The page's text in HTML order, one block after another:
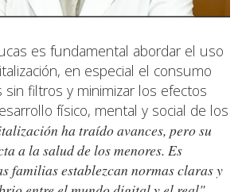
es fundamental abordar el uso
en especial el consumo
sin filtros y minimizar los efectos
físico, mental y social de los
ha traído avances, pero su
a la salud de los menores. Es
familias establezcan normas claras y